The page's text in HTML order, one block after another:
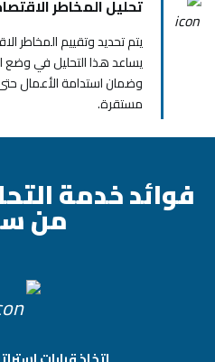
تحليل المخاطر
يتم تحديد وتقييم المخاطر
يساعد هذا التحليل في وضع
وضمان استدامة الأعمال
مستقرة.
فوائد خدمة
من